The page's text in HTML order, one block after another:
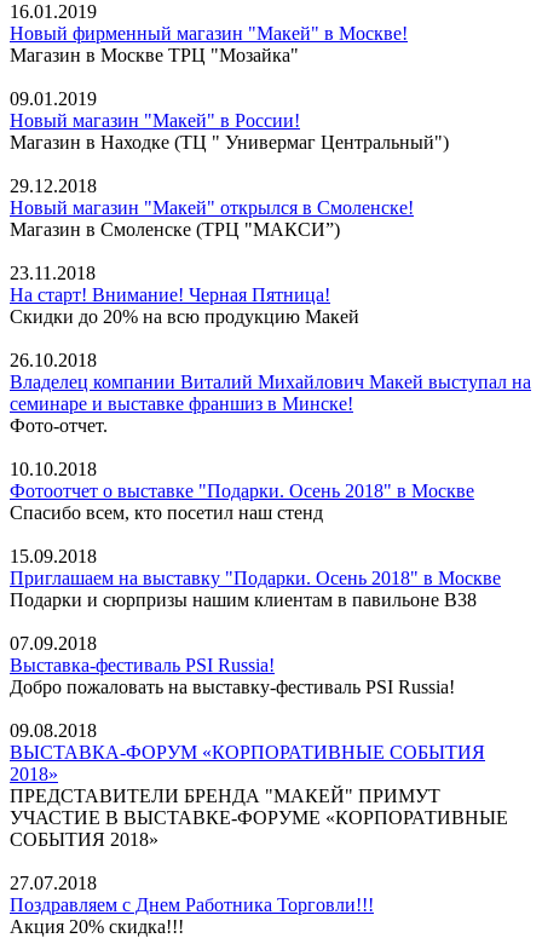
16.01.2019
Новый фирменный магазин "Макей" в Москве!
Магазин в Москве ТРЦ "Мозайка"
09.01.2019
Новый магазин "Макей" в России!
Магазин в Находке (ТЦ " Универмаг Центральный")
29.12.2018
Новый магазин "Макей" открылся в Смоленске!
Магазин в Смоленске (ТРЦ "МАКСИ”)
23.11.2018
На старт! Внимание! Черная Пятница!
Скидки до 20% на всю продукцию Макей
26.10.2018
Владелец компании Виталий Михайлович Макей выступал на
семинаре и выставке франшиз в Минске!
Фото-отчет.
10.10.2018
Фотоотчет о выставке "Подарки. Осень 2018" в Москве
Спасибо всем, кто посетил наш стенд
15.09.2018
Приглашаем на выставку "Подарки. Осень 2018" в Москве
Подарки и сюрпризы нашим клиентам в павильоне В38
07.09.2018
Выставка-фестиваль PSI Russia!
Добро пожаловать на выставку-фестиваль PSI Russia!
09.08.2018
ВЫСТАВКА-ФОРУМ «КОРПОРАТИВНЫЕ СОБЫТИЯ
2018»
ПРЕДСТАВИТЕЛИ БРЕНДА "МАКЕЙ" ПРИМУТ
УЧАСТИЕ В ВЫСТАВКЕ-ФОРУМЕ «КОРПОРАТИВНЫЕ
СОБЫТИЯ 2018»
27.07.2018
Поздравляем с Днем Работника Торговли!!!
Акция 20% скидка!!!